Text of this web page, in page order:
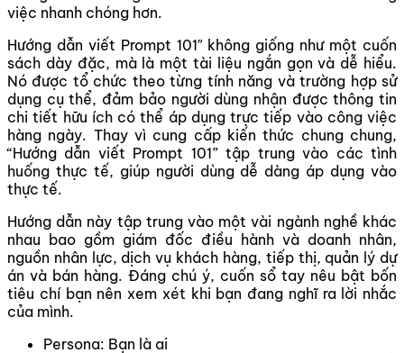
việc nhanh chóng hơn.
Hướng dẫn viết Prompt 101″ không giống như một cuốn
sách dày đặc, mà là một tài liệu ngắn gọn và dễ hiểu.
Nó được tổ chức theo từng tính năng và trường hợp sử
dụng cụ thể, đảm bảo người dùng nhận được thông tin
chi tiết hữu ích có thể áp dụng trực tiếp vào công việc
hàng ngày. Thay vì cung cấp kiến thức chung chung,
“Hướng dẫn viết Prompt 101” tập trung vào các tình
huống thực tế, giúp người dùng dễ dàng áp dụng vào
thực tế.
Hướng dẫn này tập trung vào một vài ngành nghề khác
nhau bao gồm giám đốc điều hành và doanh nhân,
nguồn nhân lực, dịch vụ khách hàng, tiếp thị, quản lý dự
án và bán hàng. Đáng chú ý, cuốn sổ tay nêu bật bốn
tiêu chí bạn nên xem xét khi bạn đang nghĩ ra lời nhắc
của mình.
Persona: Bạn là ai